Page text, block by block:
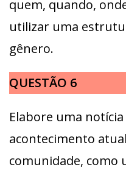
quem, quando,
utilizar uma
gênero.
QUESTÃO 6
Elabore uma
acontecimento
comunidade, como